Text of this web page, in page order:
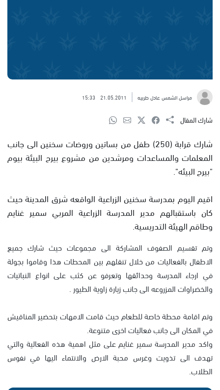
مراسل الشمس عادل طربيه 21.05.2011
15:33
شارك المقال
شارك قرابة (250) طفل من بساتين وروضات سخنين الى جانب
المعلمات والمساعدات ومرشدين من مشروع بيرح البيئة بيوم
"بيرح البيئه".
اقيم اليوم بمدرسة سخنين الزراعية الواقعه شرق المدينة حيث
كان باستقبالهم مدير المدرسة الزراعية المربي سمير غنايم
وطاقم الهيئة التدريسية.
وتم تقسيم الصفوف المشاركة الى مجموعات حيث شارك جميع
الاطفال بالفعاليات من خلال تنقلهم بين المحطات هذا وقاموا بجولة
في ارجاء المدرسة وحدائقها وتعرفو عن كثب على انواع النباتيات
والخضراوات المزروعه الى جانب زيارة زاوية الطيور .
وتم اقامة محطة خاصة للطعام حيث قامت الامهات بتحضير المناقيش
في المكان الى جانب فعاليات اخرى متنوعة.
واكد مدير المدرسة سمير غنايم على مثل اهمية هذه الفعالية والتي
تهدف الى تذويت وغرس محبة الارض والانتماء اليها في نفوس
الطلاب.